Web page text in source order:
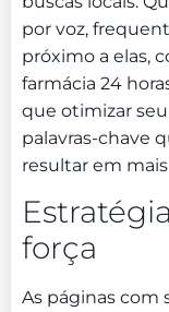
por voz,
próximo a elas,
farmácia 24
que otimizar
palavras-chave
resultar em
força
As páginas com